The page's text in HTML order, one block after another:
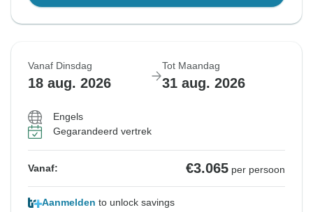
Vanaf Dinsdag
18 aug. 2026
Tot Maandag
31 aug. 2026
Engels
Gegarandeerd vertrek
Vanaf: €3.065 per persoon
Aanmelden to unlock savings